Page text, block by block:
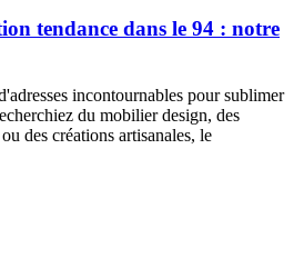
tendance dans le 94 : notre
incontournables pour sublimer
du mobilier design, des
des créations artisanales, le